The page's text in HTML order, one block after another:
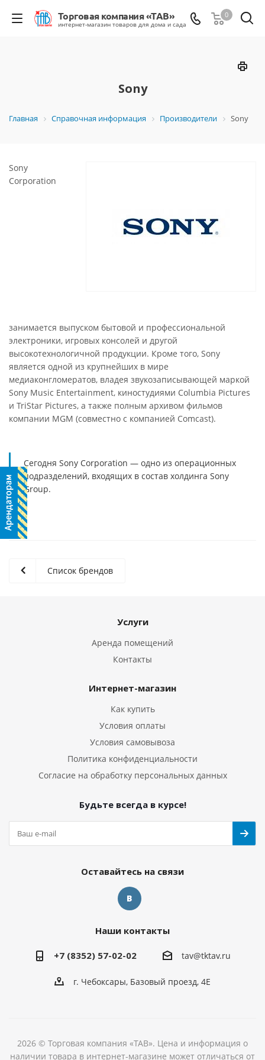
0
Sony
Главная Справочная информация Производители Sony
Sony
Corporation
занимается выпуском бытовой и профессиональной
электроники, игровых консолей и другой
высокотехнологичной продукции. Кроме того, Sony
является одной из крупнейших в мире
медиаконгломератов, владея звукозаписывающей маркой
Sony Music Entertainment, киностудиями Columbia Pictures
и TriStar Pictures, а также полным архивом фильмов
компании MGM (совместно с компанией Comcast).
Сегодня Sony Corporation — одно из операционных
подразделений, входящих в состав холдинга Sony
Group.
Список брендов
Услуги
Аренда помещений
Контакты
Интернет-магазин
Как купить
Условия оплаты
Условия самовывоза
Политика конфиденциальности
Согласие на обработку персональных данных
Будьте всегда в курсе!
Оставайтесь на связи
Наши контакты
+7 (8352) 57-02-02 tav@tktav.ru
г. Чебоксары, Базовый проезд, 4Е
2026 © Торговая компания «ТАВ». Цена и информация о
наличии товара в интернет-магазине может отличаться от